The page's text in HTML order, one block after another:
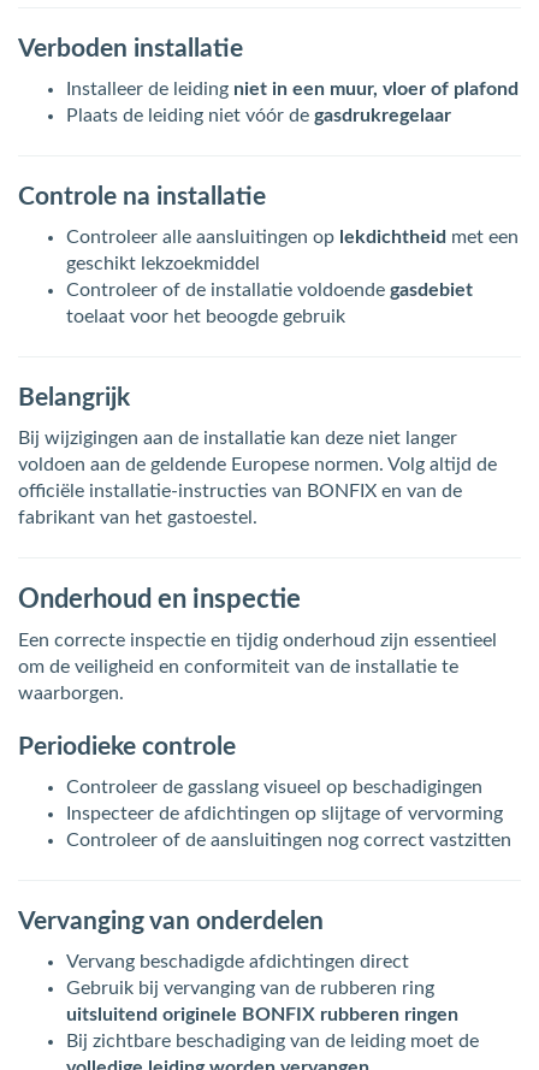
Verboden installatie
Installeer de leiding niet in een muur, vloer of plafond
Plaats de leiding niet vóór de gasdrukregelaar
Controle na installatie
Controleer alle aansluitingen op lekdichtheid met een
geschikt lekzoekmiddel
Controleer of de installatie voldoende gasdebiet
toelaat voor het beoogde gebruik
Belangrijk
Bij wijzigingen aan de installatie kan deze niet langer
voldoen aan de geldende Europese normen. Volg altijd de
officiële installatie-instructies van BONFIX en van de
fabrikant van het gastoestel.
Onderhoud en inspectie
Een correcte inspectie en tijdig onderhoud zijn essentieel
om de veiligheid en conformiteit van de installatie te
waarborgen.
Periodieke controle
Controleer de gasslang visueel op beschadigingen
Inspecteer de afdichtingen op slijtage of vervorming
Controleer of de aansluitingen nog correct vastzitten
Vervanging van onderdelen
Vervang beschadigde afdichtingen direct
Gebruik bij vervanging van de rubberen ring
uitsluitend originele BONFIX rubberen ringen
Bij zichtbare beschadiging van de leiding moet de